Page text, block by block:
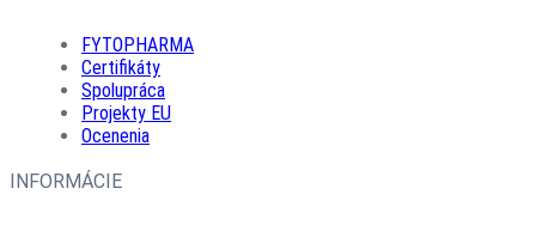
FYTOPHARMA
Certifikáty
Spolupráca
Projekty EU
Ocenenia
INFORMÁCIE